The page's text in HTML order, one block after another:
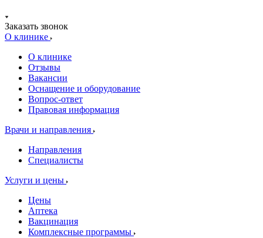
Заказать звонок
О клинике
О клинике
Отзывы
Вакансии
Оснащение и оборудование
Вопрос-ответ
Правовая информация
Врачи и направления
Направления
Специалисты
Услуги и цены
Цены
Аптека
Вакцинация
Комплексные программы